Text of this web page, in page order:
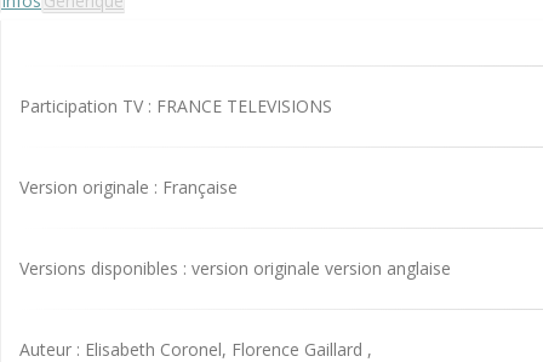
Participation TV : FRANCE TELEVISIONS
Version originale : Française
Versions disponibles : version originale version anglaise
Auteur : Elisabeth Coronel, Florence Gaillard ,